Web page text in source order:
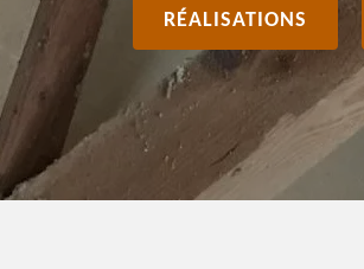
RÉALISATIONS